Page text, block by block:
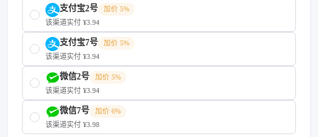
支付宝2号
加价 5%
该渠道实付 ¥3.94
支付宝7号
加价 5%
该渠道实付 ¥3.94
微信2号
加价 5%
该渠道实付 ¥3.94
微信7号
加价 6%
该渠道实付 ¥3.98